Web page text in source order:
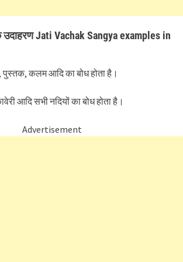
उदाहरण Jati Vachak Sangya examples in
पुस्तक, कलम आदि का बोध होता है।
आदि सभी नदियों का बोध होता है।
Advertisement